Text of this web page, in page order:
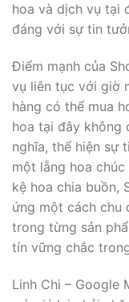
hoa và dịch vụ tại
đáng với sự tin
Điểm mạnh của
vụ liên tục với giờ
hàng có thể mua
hoa tại đây không
nghĩa, thể hiện sự
một lẵng hoa
kệ hoa chia buồn,
ứng một cách chu
trong từng sản
tín vững chắc
Linh Chi – Google